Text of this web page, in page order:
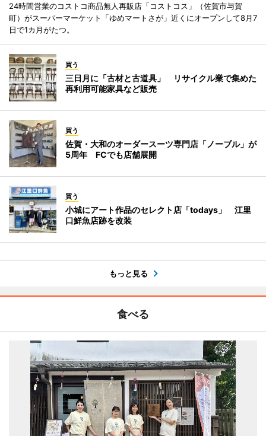
24時間営業のコストコ商品無人再販店「コストコス」（佐賀市与賀
町）がスーパーマーケット「ゆめマートさが」近くにオープンして8月7
日で1カ月がたつ。
買う
三日月に「古材と古道具」 リサイクル業で集めた
再利用可能家具など販売
買う
佐賀・大和のオーダースーツ専門店「ノーブル」が
5周年 FCでも店舗展開
買う
小城にアート作品のセレクト店「todays」 江里
口鮮魚店跡を改装
もっと見る
食べる